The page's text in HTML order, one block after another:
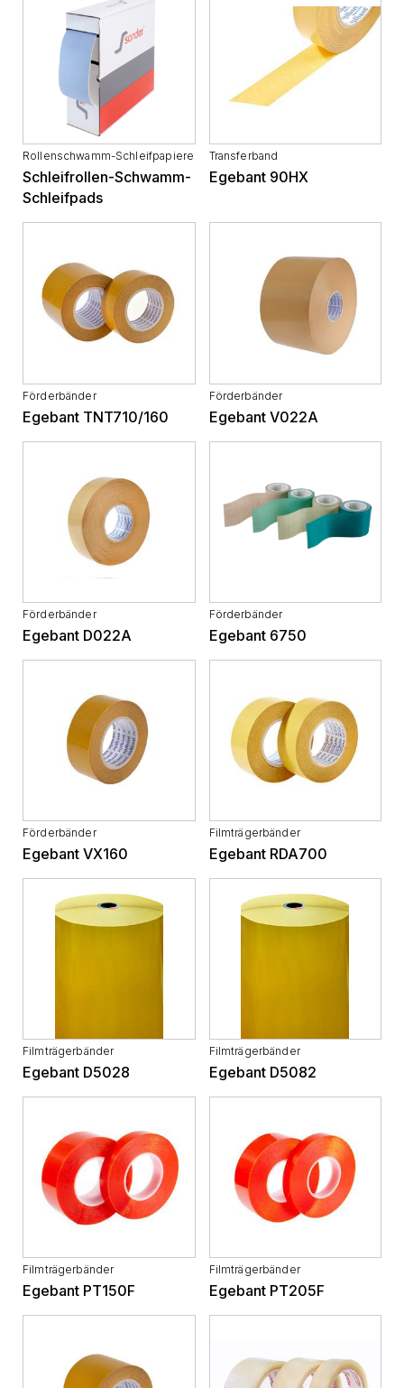
Transferband
Egebant 90HX
Förderbänder
Egebant TNT710/160
Förderbänder
Egebant V022A
Förderbänder
Egebant D022A
Förderbänder
Egebant 6750
Förderbänder
Egebant VX160
Filmträgerbänder
Egebant RDA700
Filmträgerbänder
Egebant D5028
Filmträgerbänder
Egebant D5082
Filmträgerbänder
Egebant PT150F
Filmträgerbänder
Egebant PT205F
Rollenschwamm-Schleifpapiere
Schleifrollen-Schwamm-
Schleifpads